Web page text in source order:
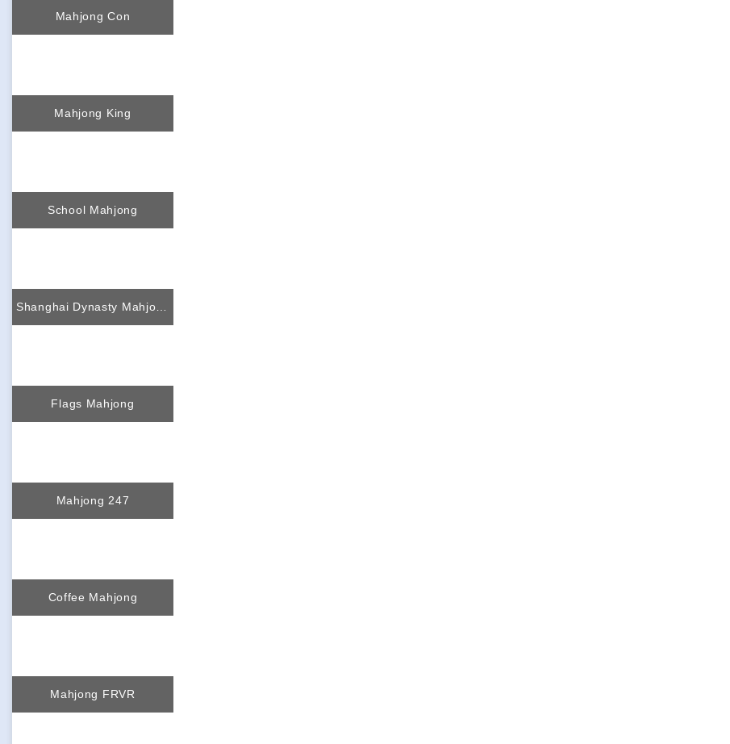
Mahjong Con
Mahjong King
School Mahjong
Flags Mahjong
Mahjong 247
Coffee Mahjong
Mahjong FRVR